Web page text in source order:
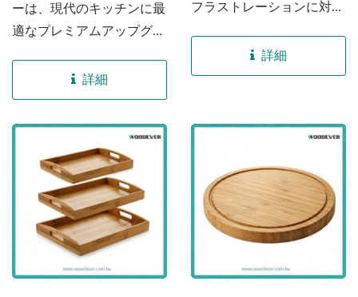
ーは、現代のキッチンに最
適なプレミアムアップグレ
なバンブーで作られてお
り、プロフェッショナルな
するように設計されていま
す。各刃を専用のスロット
に固定することで、ナイフ
同士がぶつかるのを防ぎ、
鋭さを保ち、引き出しに手
を入れる際の...
詳細
フラストレーションに対す
に設計されたスライド機構
を備え、このユニットの幅
詳細